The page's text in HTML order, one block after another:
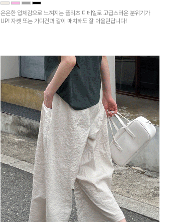
은은한 입체감으로 느껴지는 플리츠 디테일로 고급스러운 분위기가
UP! 자켓 또는 가디건과 같이 매치해도 잘 어울린답니다!